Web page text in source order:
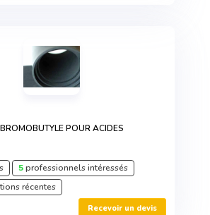
POUR ACIDES
5professionnels intéressés
récentes
Recevoir un devis